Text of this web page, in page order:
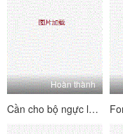
Hoàn thành
Cần cho bộ ngực lớn Hông neo Wang Fina (Ni Zhi Lin) Live Big Show Welfare Bộ sưu tập phúc lợi xe thể thao Wang Fina Yi Squad Duxo (1)